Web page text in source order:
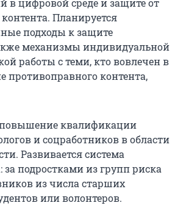
в цифровой среде и защите от
Планируется
подходы к защите
механизмы индивидуальной
работы с теми, кто вовлечен в
противоправного контента,
квалификации
и соцработников в области
Развивается система
за подростками из групп риска
из числа старших
или волонтеров.